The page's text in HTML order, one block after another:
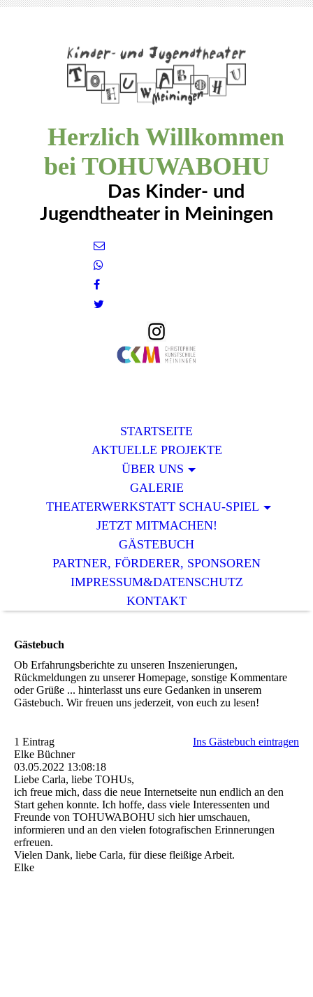
Herzlich Willkommen
bei TOHUWABOHU
Das Kinder- und
Jugendtheater in Meiningen
STARTSEITE
AKTUELLE PROJEKTE
ÜBER UNS
GALERIE
THEATERWERKSTATT SCHAU-SPIEL
JETZT MITMACHEN!
GÄSTEBUCH
PARTNER, FÖRDERER, SPONSOREN
IMPRESSUM&DATENSCHUTZ
KONTAKT
Gästebuch
Ob Erfahrungsberichte zu unseren Inszenierungen,
Rückmeldungen zu unserer Homepage, sonstige Kommentare
oder Grüße ... hinterlasst uns eure Gedanken in unserem
Gästebuch. Wir freuen uns jederzeit, von euch zu lesen!
1 Eintrag
Ins Gästebuch eintragen
Elke Büchner
03.05.2022 13:08:18
Liebe Carla, liebe TOHUs,
ich freue mich, dass die neue Internetseite nun endlich an den
Start gehen konnte. Ich hoffe, dass viele Interessenten und
Freunde von TOHUWABOHU sich hier umschauen,
informieren und an den vielen fotografischen Erinnerungen
erfreuen.
Vielen Dank, liebe Carla, für diese fleißige Arbeit.
Elke